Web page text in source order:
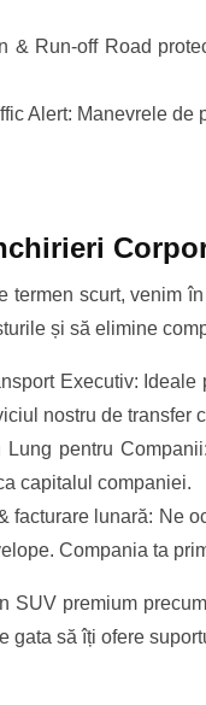
& Run-off Road
Alert: Manevrele
termen scurt, venim
și să elimine
Executiv:
nostru de transfer
Lung pentru
capitalul companiei.
facturare lunară: Ne
Compania ta
SUV premium
gata să îți ofere